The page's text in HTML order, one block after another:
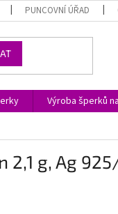
PUNCOVNÍ ÚŘAD
Výroba šperků
g, Ag